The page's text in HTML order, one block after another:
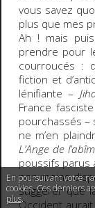
En poursuivant votre
cookies. Ces derniers
plus.
vous savez
plus que mes
Ah ! mais
prendre pour
courroucés :
fiction et
lénifiante –
France
pourchassés –
ne m’en
L’Ange de
poussifs parus
non moins
suggérer que
Occident